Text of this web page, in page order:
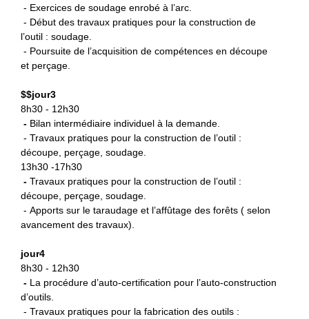
- Exercices de soudage enrobé à l’arc.
- Début des travaux pratiques pour la construction de
l’outil : soudage.
- Poursuite de l’acquisition de compétences en découpe
et perçage.
$$jour3
8h30 - 12h30
- Bilan intermédiaire individuel à la demande.
- Travaux pratiques pour la construction de l’outil :
découpe, perçage, soudage.
13h30 -17h30
- Travaux pratiques pour la construction de l’outil :
découpe, perçage, soudage.
- Apports sur le taraudage et l’affûtage des forêts ( selon
avancement des travaux).
jour4
8h30 - 12h30
- La procédure d’auto-certification pour l’auto-construction
d’outils.
- Travaux pratiques pour la fabrication des outils :